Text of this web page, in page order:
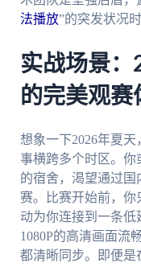
法播放”的突发状况
实战场景：
的完美观赛
想象一下2026年夏
事横跨多个时区。你
的宿舍，渴望通过
赛。比赛开始前，你
动为你连接到一条低
1080P的高清画面流
都清晰同步。即便是